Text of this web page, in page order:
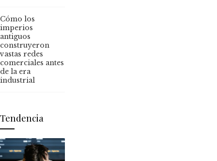
Cómo los
imperios
antiguos
construyeron
vastas redes
comerciales antes
de la era
industrial
Tendencia